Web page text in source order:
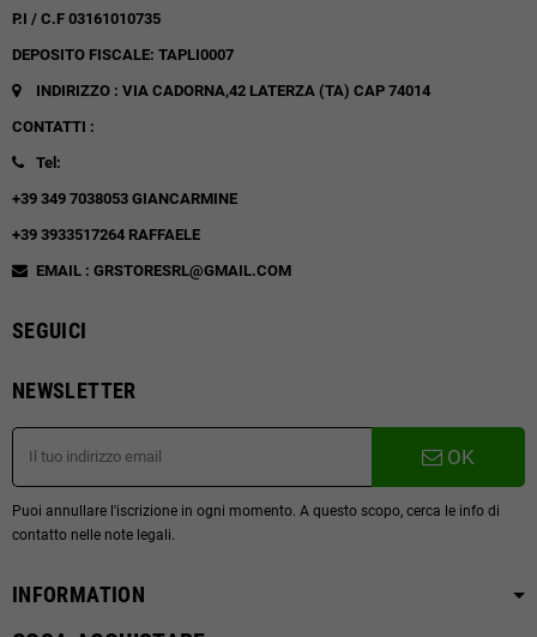
P.I / C.F 03161010735
DEPOSITO FISCALE: TAPLI0007
INDIRIZZO : VIA CADORNA,42 LATERZA (TA) CAP 74014
CONTATTI :
Tel:
+39 349 7038053 GIANCARMINE
+39 3933517264 RAFFAELE
EMAIL : GRSTORESRL@GMAIL.COM
SEGUICI
NEWSLETTER
OK
Puoi annullare l'iscrizione in ogni momento. A questo scopo, cerca le info di
contatto nelle note legali.
INFORMATION